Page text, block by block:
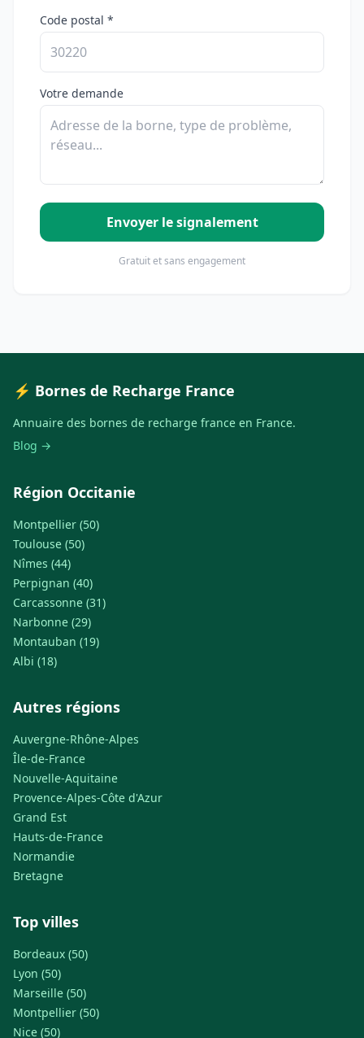
Code postal *
Votre demande
Envoyer le signalement
Gratuit et sans engagement
⚡ Bornes de Recharge France
Annuaire des bornes de recharge france en France.
Blog →
Région Occitanie
Montpellier (50)
Toulouse (50)
Nîmes (44)
Perpignan (40)
Carcassonne (31)
Narbonne (29)
Montauban (19)
Albi (18)
Autres régions
Auvergne-Rhône-Alpes
Île-de-France
Nouvelle-Aquitaine
Provence-Alpes-Côte d'Azur
Grand Est
Hauts-de-France
Normandie
Bretagne
Top villes
Bordeaux (50)
Lyon (50)
Marseille (50)
Montpellier (50)
Nice (50)